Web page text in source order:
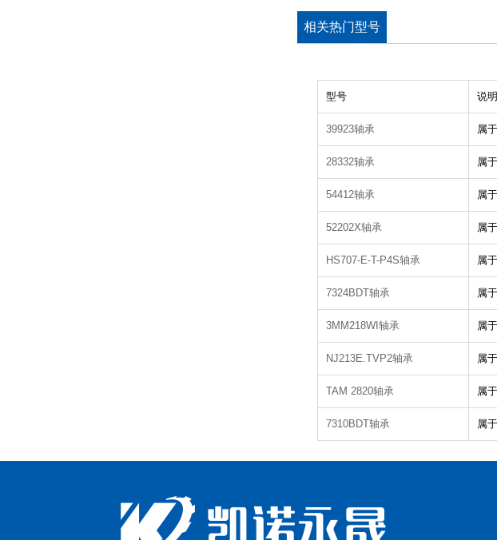
相关热门型号
型号 说明
39923轴承 属
28332轴承 属
54412轴承 属
52202X轴承 属
HS707-E-T-P4S轴承 属
7324BDT轴承 属
3MM218WI轴承 属
NJ213E.TVP2轴承 属
TAM 2820轴承 属
7310BDT轴承 属